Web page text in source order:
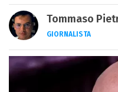
Tommaso
GIORNALISTA
Autore,
Letterature
cinema,